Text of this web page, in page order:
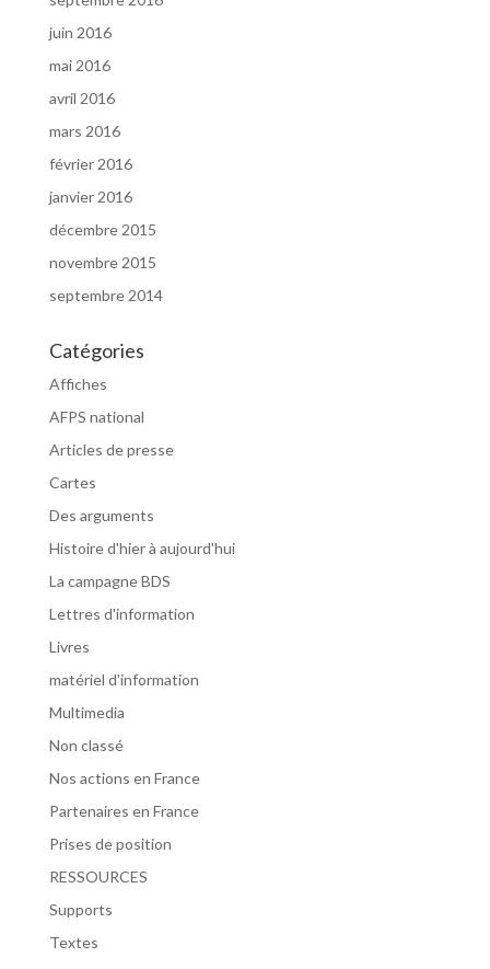
juin 2016
mai 2016
avril 2016
mars 2016
février 2016
janvier 2016
décembre 2015
novembre 2015
septembre 2014
Catégories
Affiches
AFPS national
Articles de presse
Cartes
Des arguments
Histoire d'hier à aujourd'hui
La campagne BDS
Lettres d'information
Livres
matériel d'information
Multimedia
Non classé
Nos actions en France
Partenaires en France
Prises de position
RESSOURCES
Supports
Textes